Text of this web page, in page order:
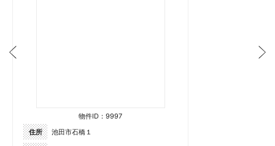
物件ID：9997
住所
池田市石橋１